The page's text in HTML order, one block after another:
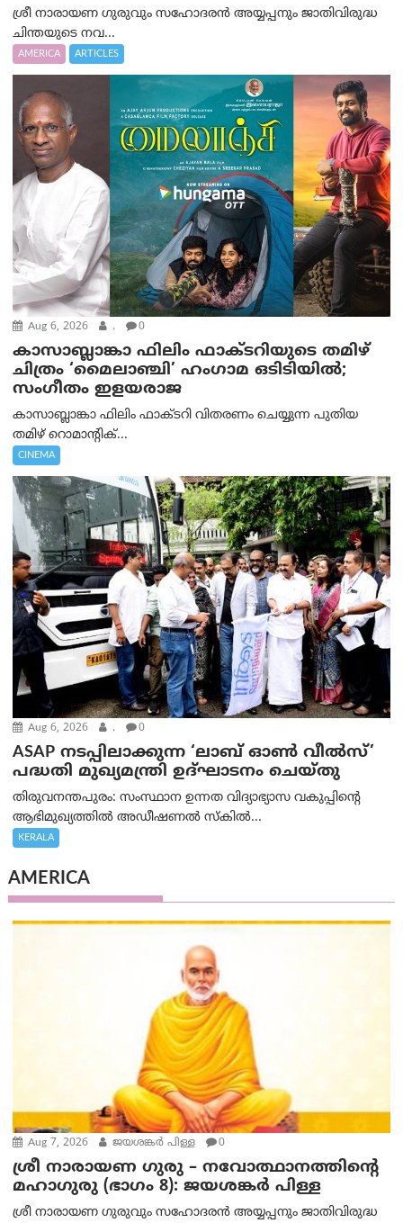
ശ്രീ നാരായണ ഗുരുവും സഹോദരൻ അയ്യപ്പനും ജാതിവിരുദ്ധ
ചിന്തയുടെ നവ...
AMERICA ARTICLES
Aug 6, 2026 . 0
കാസാബ്ലാങ്കാ ഫിലിം ഫാക്ടറിയുടെ തമിഴ്
ചിത്രം ‘മൈലാഞ്ചി’ ഹംഗാമ ഒടിടിയിൽ;
സംഗീതം ഇളയരാജ
കാസാബ്ലാങ്കാ ഫിലിം ഫാക്ടറി വിതരണം ചെയ്യുന്ന പുതിയ
തമിഴ് റൊമാന്റിക്...
CINEMA
Aug 6, 2026 . 0
ASAP നടപ്പിലാക്കുന്ന ‘ലാബ് ഓൺ വീൽസ്’
പദ്ധതി മുഖ്യമന്ത്രി ഉദ്ഘാടനം ചെയ്തു
തിരുവനന്തപുരം: സംസ്ഥാന ഉന്നത വിദ്യാഭ്യാസ വകുപ്പിന്റെ
ആഭിമുഖ്യത്തിൽ അഡീഷണൽ സ്കിൽ...
KERALA
AMERICA
Aug 7, 2026 ജയശങ്കര്‍ പിള്ള 0
ശ്രീ നാരായണ ഗുരു – നവോത്ഥാനത്തിന്റെ
മഹാഗുരു (ഭാഗം 8): ജയശങ്കര്‍ പിള്ള
ശ്രീ നാരായണ ഗുരുവും സഹോദരൻ അയ്യപ്പനും ജാതിവിരുദ്ധ